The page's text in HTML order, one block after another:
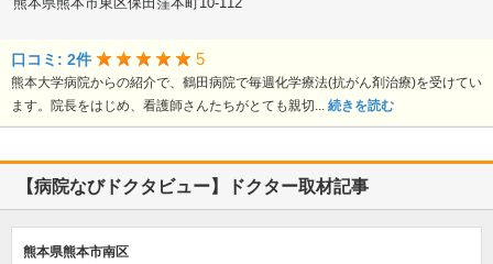
口コミ: 2件 5
熊本大学病院からの紹介で、鶴田病院で毎週化学療法(抗がん剤治療)を受けてい
ます。院長をはじめ、看護師さんたちがとても親切... 続きを読む
【病院なびドクタビュー】ドクター取材記事
熊本県熊本市南区